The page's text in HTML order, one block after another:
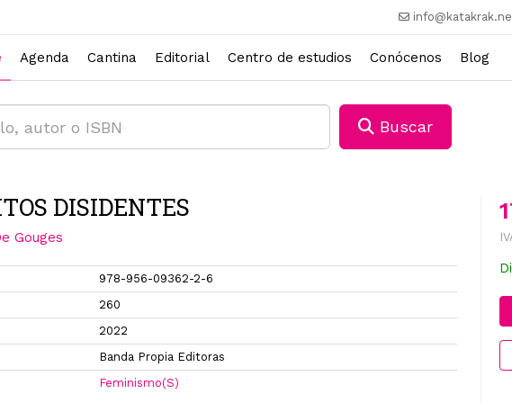
Agenda Cantina Editorial Centro de estudios Conócenos Blog
Buscar
DISIDENTES
Gouges
978-956-09362-2-6
260
2022
Banda Propia Editoras
Feminismo(S)